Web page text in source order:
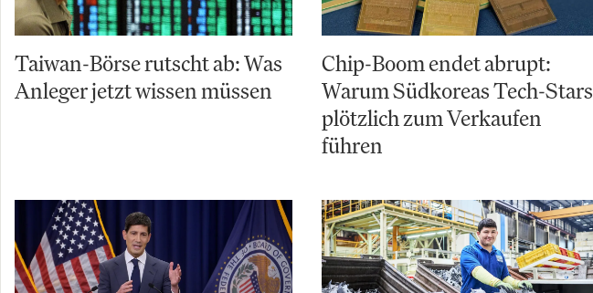
Taiwan-Börse rutscht ab: Was
Anleger jetzt wissen müssen
Chip-Boom endet abrupt:
Warum Südkoreas Tech-Stars
plötzlich zum Verkaufen
führen